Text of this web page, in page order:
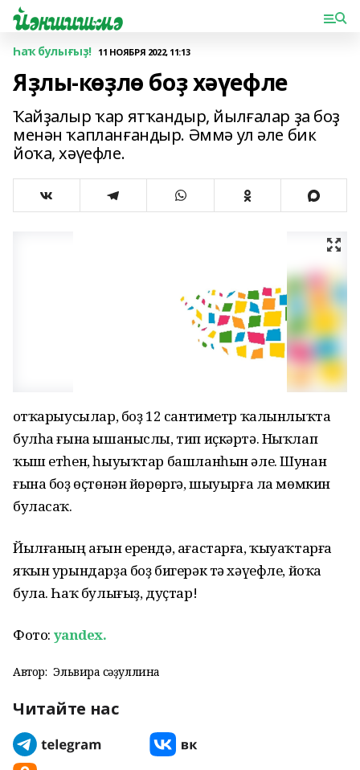
Һаҡ булығыҙ! 11 НОЯБРЯ 2022, 11:13
Яҙлы-көҙлө боҙ хәүефле
Ҡайҙалыр ҡар ятҡандыр, йылғалар ҙа боҙ
менән ҡапланғандыр. Әммә ул әле бик
йоҡа, хәүефле.
Ҡотҡарыусылар, боҙ 12 сантиметр ҡалынлыҡта
булһа ғына ышаныслы, тип иҫкәртә. Ныҡлап
ҡыш етһен, һыуыҡтар башланһын әле. Шунан
ғына боҙ өҫтөнән йөрөргә, шыуырға ла мөмкин
буласаҡ.
Йылғаның ағын ерендә, ағастарға, ҡыуаҡтарға
яҡын урындарҙа боҙ бигерәк тә хәүефле, йоҡа
була. Һаҡ булығыҙ, дуҫтар!
Фото: yandex.
Автор: Эльвира Әсәҙуллина
Читайте нас